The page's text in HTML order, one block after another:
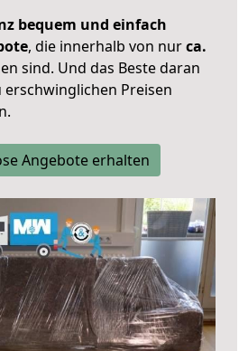
bequem und einfach
, die innerhalb von nurca.
sind. Und das Beste daran
erschwinglichen Preisen
Angebote erhalten